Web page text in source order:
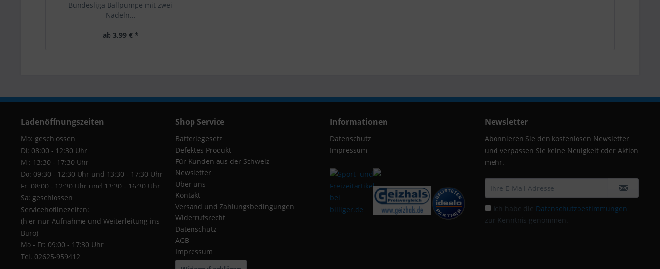
Bundesliga Ballpumpe mit zwei
Nadeln...
ab 3,99 € *
Ladenöffnungszeiten
Mo: geschlossen
Di: 08:00 - 12:30 Uhr
Mi: 13:30 - 17:30 Uhr
Do: 09:30 - 12:30 Uhr und 13:30 - 17:30 Uhr
Fr: 08:00 - 12:30 Uhr und 13:30 - 16:30 Uhr
Sa: geschlossen
Servicehotlinezeiten:
(hier nur Aufnahme und Weiterleitung ins
Büro)
Mo - Fr: 09:00 - 17:30 Uhr
Tel. 02625-959412
Shop Service
Batteriegesetz
Defektes Produkt
Für Kunden aus der Schweiz
Newsletter
Über uns
Kontakt
Versand und Zahlungsbedingungen
Widerrufsrecht
Datenschutz
AGB
Impressum
Informationen
Datenschutz
Impressum
Newsletter
Abonnieren Sie den kostenlosen Newsletter
und verpassen Sie keine Neuigkeit oder Aktion
mehr.
Ich habe die Datenschutzbestimmungen
zur Kenntnis genommen.